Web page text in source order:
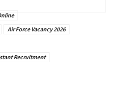
Air Force Vacancy 2026
Recruitment